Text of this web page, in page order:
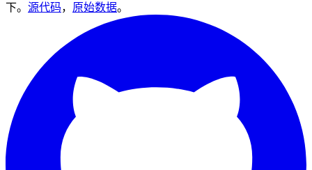
下。 源代码， 原始数据。